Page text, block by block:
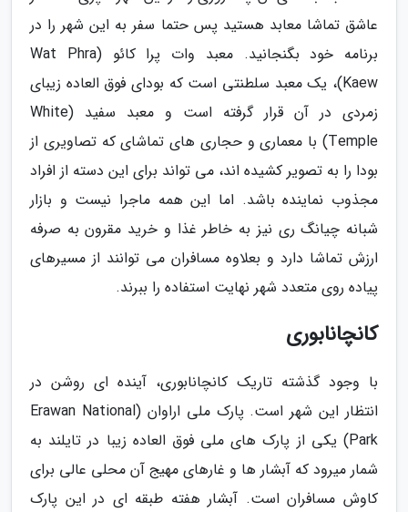
عاشق تماشا معابد هستید پس حتما سفر به این شهر را در
برنامه خود بگنجانید. معبد وات پرا کائو (Wat Phra
Kaew)، یک معبد سلطنتی است که بودای فوق العاده زیبای
زمردی در آن قرار گرفته است و معبد سفید (White
Temple) با معماری و حجاری های تماشای که تصاویری از
بودا را به تصویر کشیده اند، می تواند برای این دسته از افراد
مجذوب نماینده باشد. اما این همه ماجرا نیست و بازار
شبانه چیانگ ری نیز به خاطر غذا و خرید مقرون به صرفه
ارزش تماشا دارد و بعلاوه مسافران می توانند از مسیرهای
پیاده روی متعدد شهر نهایت استفاده را ببرند.
کانچانابوری
با وجود گذشته تاریک کانچانابوری، آینده ای روشن در
انتظار این شهر است. پارک ملی اراوان (Erawan National
Park) یکی از پارک های ملی فوق العاده زیبا در تایلند به
شمار میرود که آبشار ها و غارهای مهیج آن محلی عالی برای
کاوش مسافران است. آبشار هفته طبقه ای در این پارک